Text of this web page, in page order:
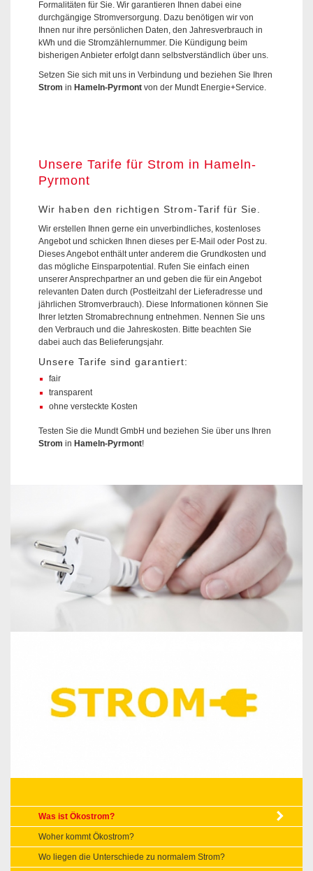
Formalitäten für Sie. Wir garantieren Ihnen dabei eine
durchgängige Stromversorgung. Dazu benötigen wir von
Ihnen nur ihre persönlichen Daten, den Jahresverbrauch in
kWh und die Stromzählernummer. Die Kündigung beim
bisherigen Anbieter erfolgt dann selbstverständlich über uns.
Setzen Sie sich mit uns in Verbindung und beziehen Sie Ihren
Strom in Hameln-Pyrmont von der Mundt Energie+Service.
Unsere Tarife für Strom in Hameln-
Pyrmont
Wir haben den richtigen Strom-Tarif für Sie.
Wir erstellen Ihnen gerne ein unverbindliches, kostenloses
Angebot und schicken Ihnen dieses per E-Mail oder Post zu.
Dieses Angebot enthält unter anderem die Grundkosten und
das mögliche Einsparpotential. Rufen Sie einfach einen
unserer Ansprechpartner an und geben die für ein Angebot
relevanten Daten durch (Postleitzahl der Lieferadresse und
jährlichen Stromverbrauch). Diese Informationen können Sie
Ihrer letzten Stromabrechnung entnehmen. Nennen Sie uns
den Verbrauch und die Jahreskosten. Bitte beachten Sie
dabei auch das Belieferungsjahr.
Unsere Tarife sind garantiert:
fair
transparent
ohne versteckte Kosten
Testen Sie die Mundt GmbH und beziehen Sie über uns Ihren
Strom in Hameln-Pyrmont!
Was ist Ökostrom?
Woher kommt Ökostrom?
Wo liegen die Unterschiede zu normalem Strom?